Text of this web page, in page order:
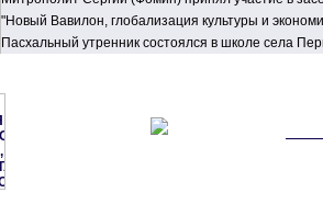
"Новый Вавилон, глобализация культуры и
Пасхальный утренник состоялся в школе села